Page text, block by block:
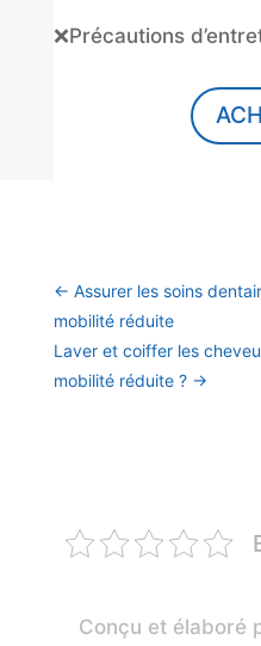
❌Précautions
← Assurer les soins
mobilité réduite
Laver et coiffer les
mobilité réduite ?→
Conçu et élaboré